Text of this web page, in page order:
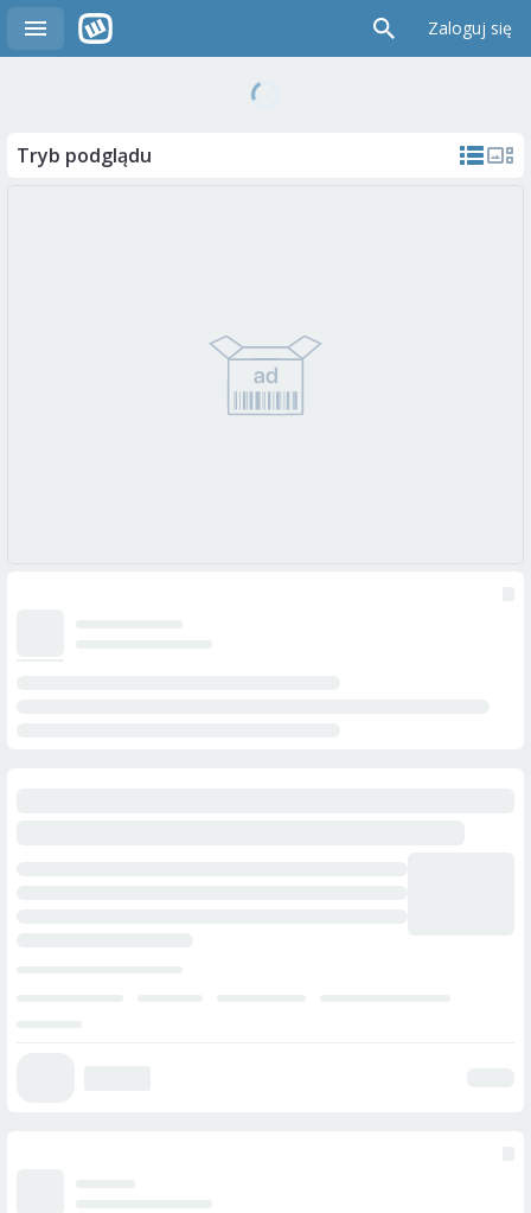
Zaloguj się
Tryb podglądu